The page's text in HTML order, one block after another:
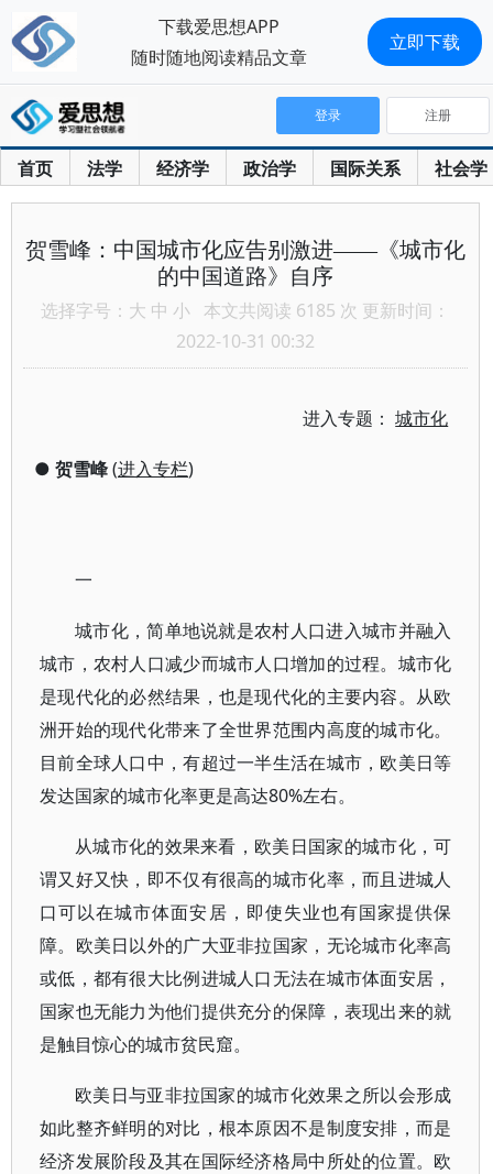
首页 法学 经济学 政治学 国际关系 社会学
登录 注册
贺雪峰：中国城市化应告别激进——《城市化
的中国道路》自序
选择字号： 大 中 小 本文共阅读 6185 次 更新时间：
2022-10-31 00:32
进入专题：城市化
● 贺雪峰(进入专栏)
一
城市化，简单地说就是农村人口进入城市并融入
城市，农村人口减少而城市人口增加的过程。城市化
是现代化的必然结果，也是现代化的主要内容。从欧
洲开始的现代化带来了全世界范围内高度的城市化。
目前全球人口中，有超过一半生活在城市，欧美日等
发达国家的城市化率更是高达80%左右。
从城市化的效果来看，欧美日国家的城市化，可
谓又好又快，即不仅有很高的城市化率，而且进城人
口可以在城市体面安居，即使失业也有国家提供保
障。欧美日以外的广大亚非拉国家，无论城市化率高
或低，都有很大比例进城人口无法在城市体面安居，
国家也无能力为他们提供充分的保障，表现出来的就
是触目惊心的城市贫民窟。
欧美日与亚非拉国家的城市化效果之所以会形成
如此整齐鲜明的对比，根本原因不是制度安排，而是
经济发展阶段及其在国际经济格局中所处的位置。欧
下载爱思想APP
随时随地阅读精品文章
立即下载